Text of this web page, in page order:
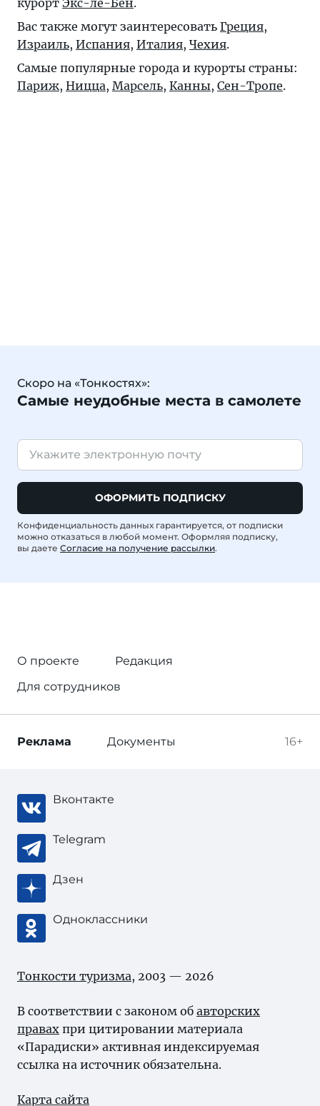
Вас также могут заинтересовать Греция,
Израиль, Испания, Италия, Чехия.
Самые популярные города и курорты страны:
Париж, Ницца, Марсель, Канны, Сен-Тропе.
Скоро на «Тонкостях»:
Самые неудобные места в самолете
ОФОРМИТЬ ПОДПИСКУ
Конфиденциальность данных гарантируется, от подписки
можно отказаться в любой момент. Оформляя подписку,
вы даете Согласие на получение рассылки.
О проекте
Редакция
Для сотрудников
16+
Реклама Документы
Вконтакте
Telegram
Дзен
Одноклассники
Тонкости туризма, 2003 — 2026
В соответствии с законом об авторских
правах при цитировании материала
«Парадиски» активная индексируемая
ссылка на источник обязательна.
Карта сайта